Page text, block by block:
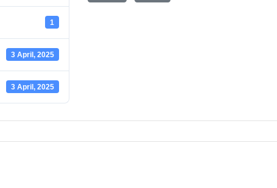
1
3 April, 2025
3 April, 2025